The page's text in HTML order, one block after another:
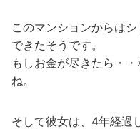
このマンションからは
できたそうです。
もしお金が尽きたら・
ね。
そして彼女は、4年経過